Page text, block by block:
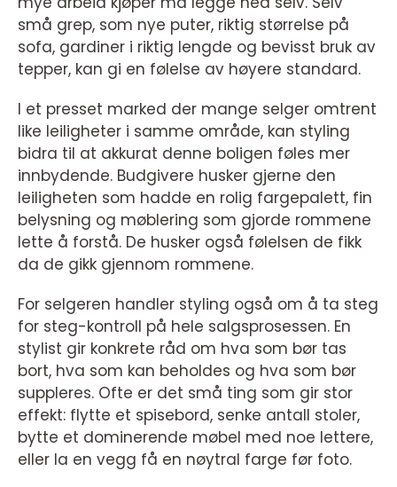
små grep, som nye puter, riktig størrelse på
sofa, gardiner i riktig lengde og bevisst bruk av
tepper, kan gi en følelse av høyere standard.
I et presset marked der mange selger omtrent
like leiligheter i samme område, kan styling
bidra til at akkurat denne boligen føles mer
innbydende. Budgivere husker gjerne den
leiligheten som hadde en rolig fargepalett, fin
belysning og møblering som gjorde rommene
lette å forstå. De husker også følelsen de fikk
da de gikk gjennom rommene.
For selgeren handler styling også om å ta steg
for steg-kontroll på hele salgsprosessen. En
stylist gir konkrete råd om hva som bør tas
bort, hva som kan beholdes og hva som bør
suppleres. Ofte er det små ting som gir stor
effekt: flytte et spisebord, senke antall stoler,
bytte et dominerende møbel med noe lettere,
eller la en vegg få en nøytral farge før foto.